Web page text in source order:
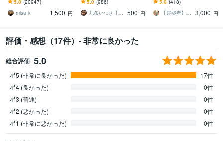
☆
5.0 (20947)
misa k
1,500 円
ないと悩んでいる人に未
来を好転させる魂の導き
5.0 (986)
九条いつき【高次元宇宙霊視師】
500 円
系・先祖・土地・人間関
係・悪縁・因縁・厄払い
5.0 (418)
【霊能者】天晴
3,000 円
評価・感想（17件）- 非常に良かった
総合評価 5.0
星5 (非常に良かった)
17件
星4 (良かった)
0件
星3 (普通)
0件
星2 (悪かった)
0件
星1 (非常に悪かった)
0件